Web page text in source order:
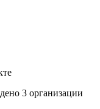
3 организации